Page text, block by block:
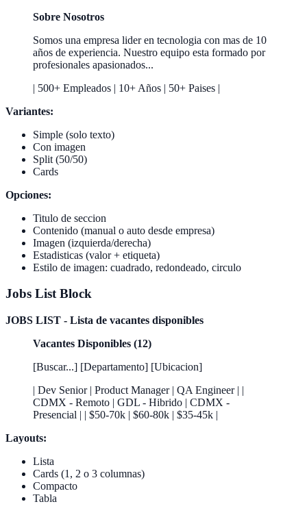
Sobre Nosotros
Somos una empresa lider en tecnologia con mas de 10
años de experiencia. Nuestro equipo esta formado por
profesionales apasionados...
| 500+ Empleados | 10+ Años | 50+ Paises |
Variantes:
Simple (solo texto)
Con imagen
Split (50/50)
Cards
Opciones:
Titulo de seccion
Contenido (manual o auto desde empresa)
Imagen (izquierda/derecha)
Estadisticas (valor + etiqueta)
Estilo de imagen: cuadrado, redondeado, circulo
Jobs List Block
JOBS LIST - Lista de vacantes disponibles
Vacantes Disponibles (12)
[Buscar...] [Departamento] [Ubicacion]
| Dev Senior | Product Manager | QA Engineer | |
CDMX - Remoto | GDL - Hibrido | CDMX -
Presencial | | $50-70k | $60-80k | $35-45k |
Layouts:
Lista
Cards (1, 2 o 3 columnas)
Compacto
Tabla